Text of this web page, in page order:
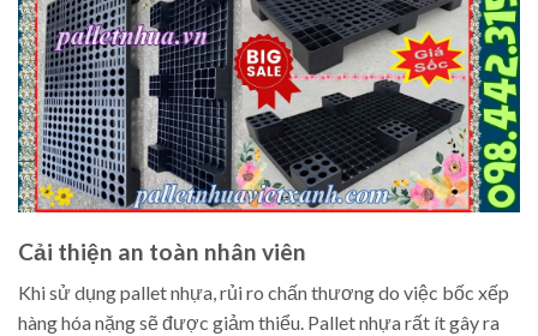
Cải thiện an toàn nhân viên
Khi sử dụng pallet nhựa, rủi ro chấn thương do việc bốc xếp
hàng hóa nặng sẽ được giảm thiểu. Pallet nhựa rất ít gây ra